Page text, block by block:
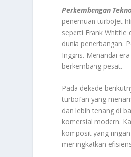
Perkembangan
penemuan turbojet
seperti Frank Whittle
dunia penerbangan.
Inggris. Menandai
berkembang pesat.
Pada dekade
turbofan yang
dan lebih tenang di
komersial modern.
komposit yang
meningkatkan